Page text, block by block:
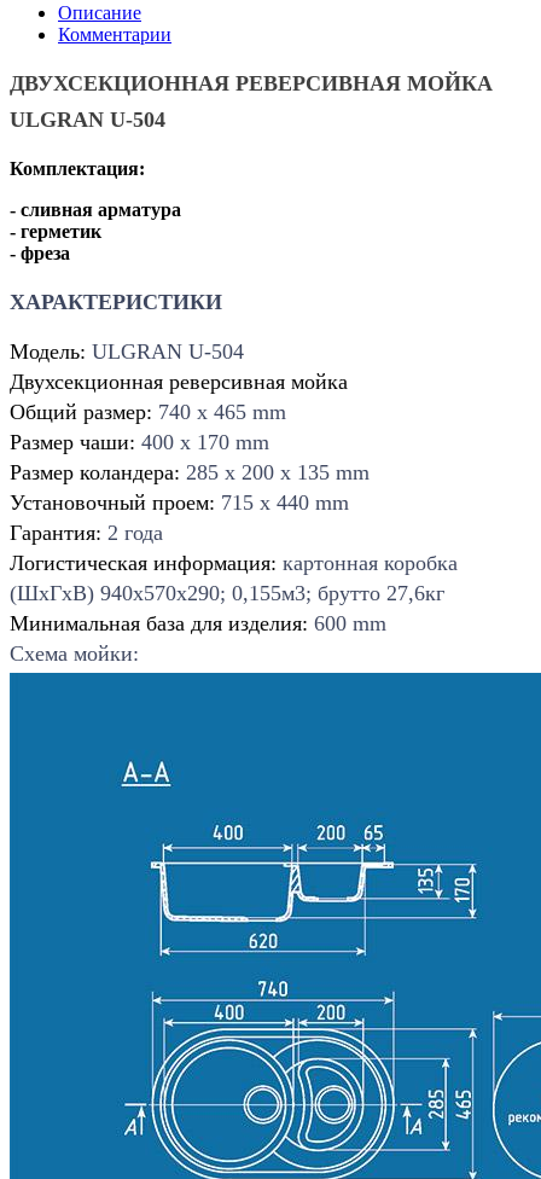
Описание
Комментарии
ДВУХСЕКЦИОННАЯ РЕВЕРСИВНАЯ МОЙКА
ULGRAN U-504
Комплектация:
- сливная арматура
- герметик
- фреза
ХАРАКТЕРИСТИКИ
Модель: ULGRAN U-504
Двухсекционная реверсивная мойка
Общий размер: 740 х 465 mm
Размер чаши: 400 х 170 mm
Размер коландера: 285 х 200 х 135 mm
Установочный проем: 715 х 440 mm
Гарантия: 2 года
Логистическая информация: картонная коробка
(ШхГхВ) 940х570х290; 0,155м3; брутто 27,6кг
Минимальная база для изделия: 600 mm
Схема мойки: